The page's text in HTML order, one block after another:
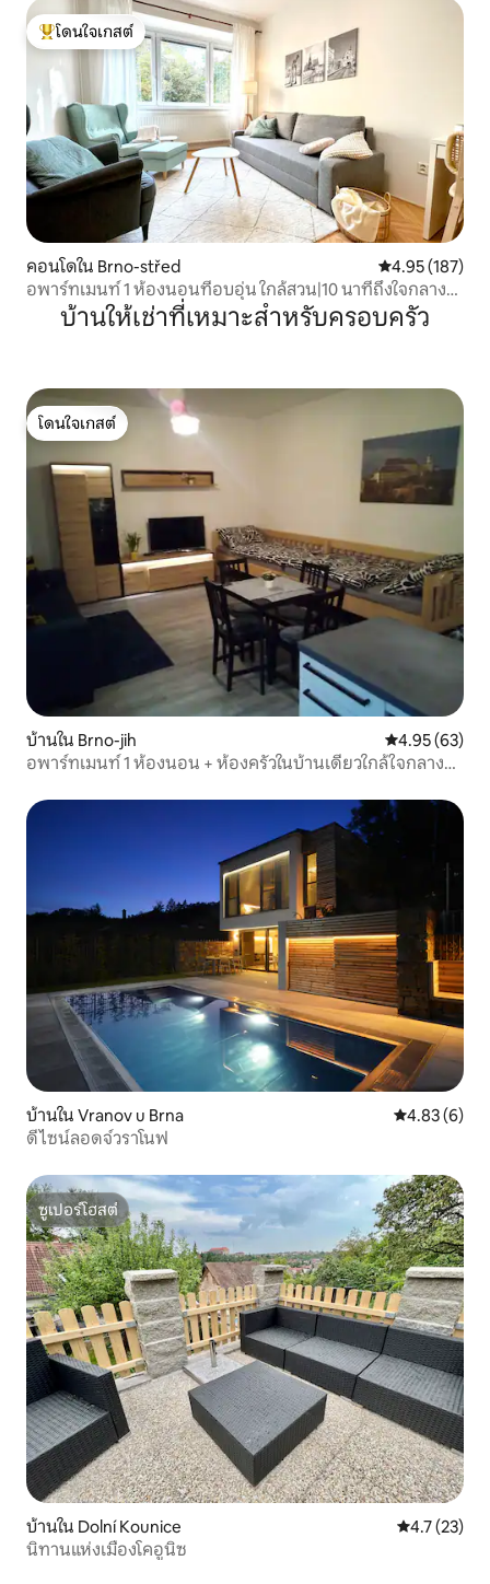
โดนใจเกสต์ที่สุด
โดนใจเกสต์
คอนโดใน Brno-střed คะแนนเฉลี่ย
4.95 (187)
อพาร์ทเมนท์ 1 ห้องนอนที่อบอุ่น ใกล้สวน|10 นาทีถึงใจกลาง
เมืองบ้านให้เช่าที่เหมาะสำหรับครอบครัว
โดนใจเกสต์
โดนใจเกสต์
บ้านใน Brno-jih คะแนนเฉลี่ย
4.95 (63)
อพาร์ทเมนท์ 1 ห้องนอน + ห้องครัวในบ้านเดี่ยวใกล้ใจกลาง
บ้านใน Vranov u Brna คะแนนเฉลี่ย
4.83 (6)
ดีไซน์ลอดจ์วราโนฟ
ซูเปอร์โฮสต์
ซูเปอร์โฮสต์
บ้านใน Dolní Kounice คะแนนเฉลี่ย
4.7 (23)
นิทานแห่งเมืองโคอูนิซ